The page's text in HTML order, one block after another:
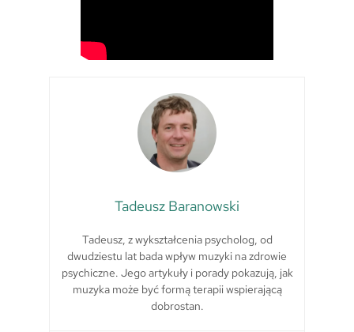
Tadeusz Baranowski
Tadeusz, z wykształcenia psycholog, od
dwudziestu lat bada wpływ muzyki na zdrowie
psychiczne. Jego artykuły i porady pokazują, jak
muzyka może być formą terapii wspierającą
dobrostan.